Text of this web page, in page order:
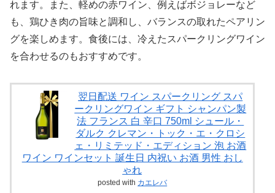
れます。また、軽めの赤ワイン、例えばボジョレーなど
も、鶏ひき肉の旨味と調和し、バランスの取れたペアリン
グを楽しめます。食後には、冷えたスパークリングワイン
を合わせるのもおすすめです。
翌日配送 ワイン スパークリング スパ
ークリングワイン ギフト シャンパン製
法 フランス 白 辛口 750ml シュール・
ダルク クレマン・トック・エ・クロシ
ェ・リミテッド・エディション 泡 お酒
ワイン ワインセット 誕生日 内祝い お酒 男性 おし
ゃれ
posted with カエレバ